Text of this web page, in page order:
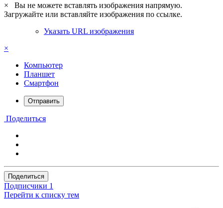
×
Вы не можете вставлять изображения напрямую.
Загружайте или вставляйте изображения по ссылке.
Указать URL изображения
×
Компьютер
Планшет
Смартфон
Отправить
Поделиться
Поделиться
Подписчики 1
Перейти к списку тем